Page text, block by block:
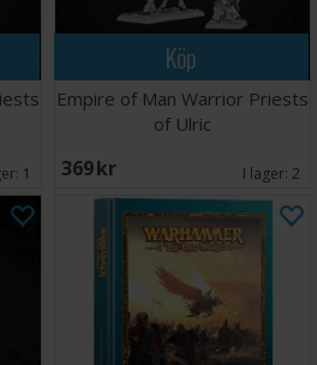
1
Köp
Empire of Man Warrior Priests
of Ulric
369 SEK I lager: 2